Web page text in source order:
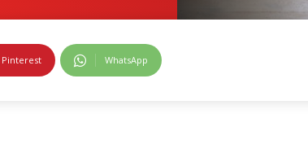
Pinterest WhatsApp